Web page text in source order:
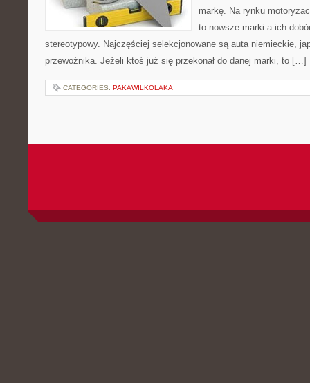
markę. Na rynku
to nowsze marki a ich
stereotypowy. Najczęściej selekcjonowane są auta niemieckie,
przewoźnika. Jeżeli ktoś już się przekonał do danej marki, to […]
CATEGORIES: PAKAWILKOLAKA